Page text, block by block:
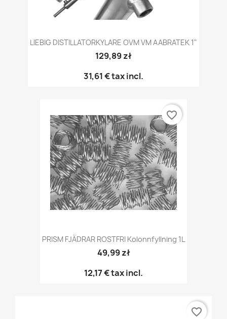
LIEBIG DISTILLATORKYLARE OVM VM AABRATEK 1"
129,89 zł
31,61 €tax incl.
PRISM FJÄDRAR ROSTFRI Kolonnfyllning 1L
49,99 zł
12,17 €tax incl.
favorite_border
favorite_border